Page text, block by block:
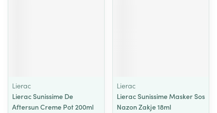
Lierac
Lierac Sunissime De
Aftersun Creme Pot 200ml
Lierac
Lierac Sunissime Masker Sos
Nazon Zakje 18ml